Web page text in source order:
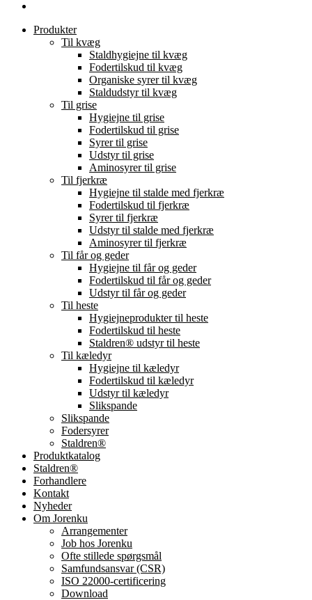
Produkter
Til kvæg
Staldhygiejne til kvæg
Fodertilskud til kvæg
Organiske syrer til kvæg
Staldudstyr til kvæg
Til grise
Hygiejne til grise
Fodertilskud til grise
Syrer til grise
Udstyr til grise
Aminosyrer til grise
Til fjerkræ
Hygiejne til stalde med fjerkræ
Fodertilskud til fjerkræ
Syrer til fjerkræ
Udstyr til stalde med fjerkræ
Aminosyrer til fjerkræ
Til får og geder
Hygiejne til får og geder
Fodertilskud til får og geder
Udstyr til får og geder
Til heste
Hygiejneprodukter til heste
Fodertilskud til heste
Staldren® udstyr til heste
Til kæledyr
Hygiejne til kæledyr
Fodertilskud til kæledyr
Udstyr til kæledyr
Slikspande
Slikspande
Fodersyrer
Staldren®
Produktkatalog
Staldren®
Forhandlere
Kontakt
Nyheder
Om Jorenku
Arrangementer
Job hos Jorenku
Ofte stillede spørgsmål
Samfundsansvar (CSR)
ISO 22000-certificering
Download